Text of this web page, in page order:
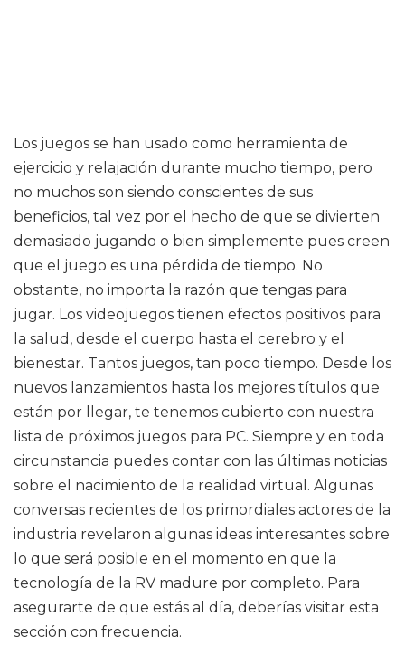
Los juegos se han usado como herramienta de
ejercicio y relajación durante mucho tiempo, pero
no muchos son siendo conscientes de sus
beneficios, tal vez por el hecho de que se divierten
demasiado jugando o bien simplemente pues creen
que el juego es una pérdida de tiempo. No
obstante, no importa la razón que tengas para
jugar. Los videojuegos tienen efectos positivos para
la salud, desde el cuerpo hasta el cerebro y el
bienestar. Tantos juegos, tan poco tiempo. Desde los
nuevos lanzamientos hasta los mejores títulos que
están por llegar, te tenemos cubierto con nuestra
lista de próximos juegos para PC. Siempre y en toda
circunstancia puedes contar con las últimas noticias
sobre el nacimiento de la realidad virtual. Algunas
conversas recientes de los primordiales actores de la
industria revelaron algunas ideas interesantes sobre
lo que será posible en el momento en que la
tecnología de la RV madure por completo. Para
asegurarte de que estás al día, deberías visitar esta
sección con frecuencia.